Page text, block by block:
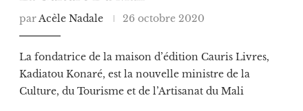
parAcèle Nadale 26 octobre 2020
La fondatrice de la maison d’édition Cauris Livres,
Kadiatou Konaré, est la nouvelle ministre de la
Culture, du Tourisme et de l’Artisanat du Mali